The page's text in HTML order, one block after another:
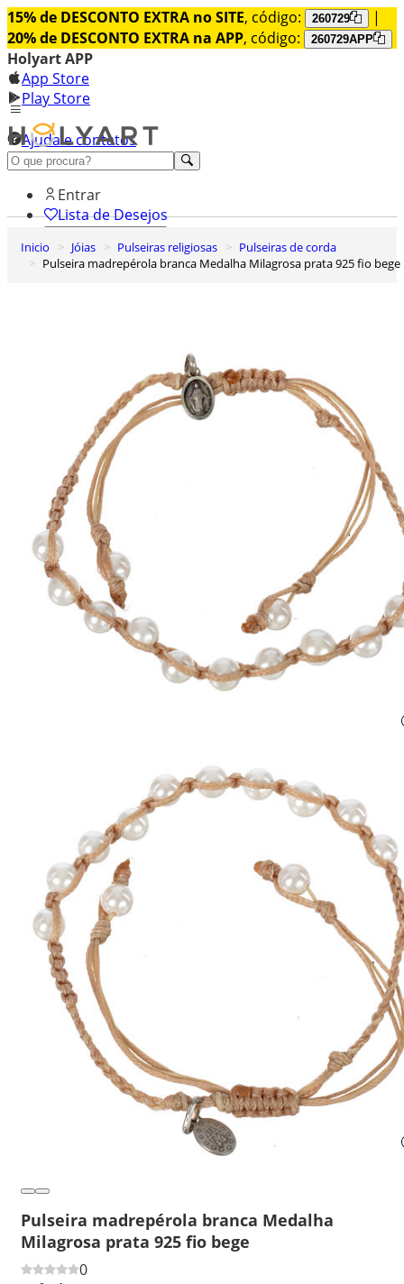
15% de DESCONTO EXTRA no SITE, código: 260729
|
20% de DESCONTO EXTRA na APP, código: 260729APP
Holyart APP
App Store
Play Store
Ajuda e contatos
Conheça premium
Entrar
Lista de Desejos
0
Carrinho de Compras
Inicio Jóias Pulseiras religiosas
Pulseiras de corda
Pulseira madrepérola branca Medalha Milagrosa prata 925 fio bege
Pulseira madrepérola branca Medalha
Milagrosa prata 925 fio bege
0